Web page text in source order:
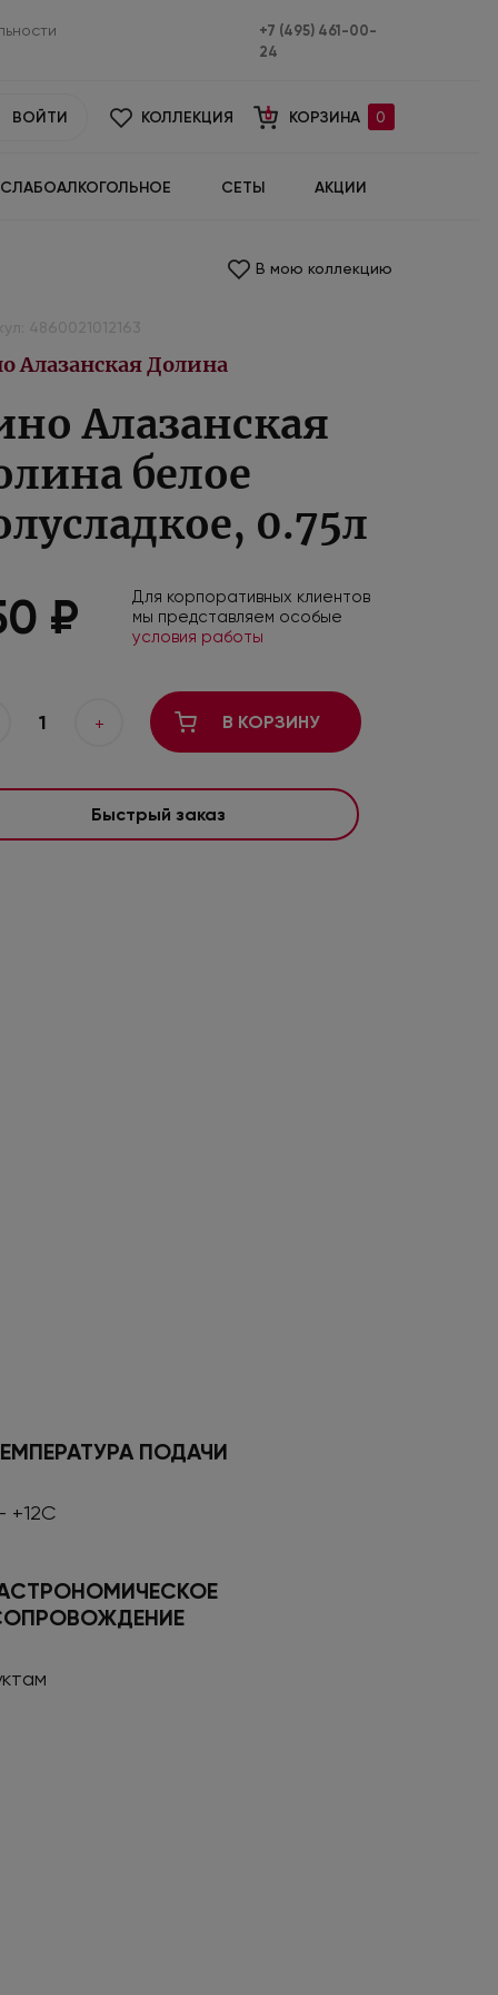
+7 (495) 461-00-
24
ВОЙТИ КОЛЛЕКЦИЯ КОРЗИНА 0
СЛАБОАЛКОГОЛЬНОЕ СЕТЫ АКЦИИ
В мою коллекцию
Алазанская Долина
Алазанская
белое
0.75л
₽
Для корпоративных клиентов
мы представляем особые
условия работы
1 + В КОРЗИНУ
Быстрый заказ
ПОДАЧИ
+12С